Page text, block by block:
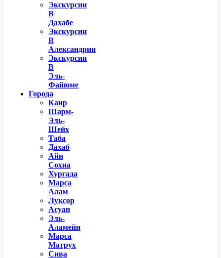
Экскурсии
В
Дахабе
Экскурсии
В
Александрии
Экскурсии
В
Эль-
Файюме
Города
Каир
Шарм-
Эль-
Шейх
Таба
Дахаб
Айн
Сохна
Хургада
Марса
Алам
Луксор
Асуан
Эль-
Аламейн
Марса
Матрух
Сива